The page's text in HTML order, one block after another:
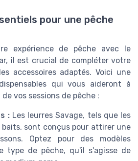
pour une pêche
expérience de pêche avec le
il est crucial de compléter votre
accessoires adaptés. Voici une
qui vous aideront à
vos sessions de pêche :
:Les leurres Savage, tels que les
baits, sont conçus pour attirer une
Optez pour des modèles
type de pêche, qu'il s'agisse de